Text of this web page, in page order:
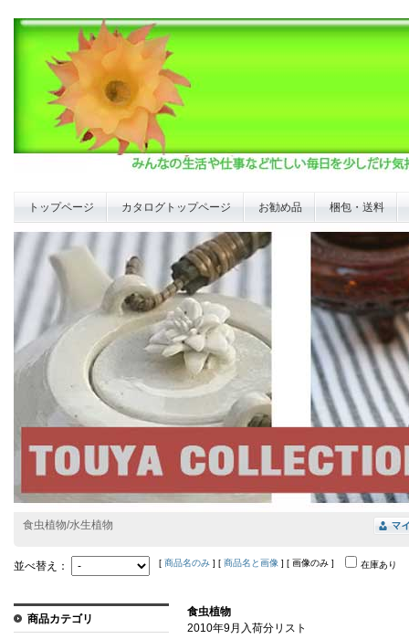
トップページ カタログトップページ お勧め品 梱包・送料
食虫植物/水生植物
並べ替え： [ 商品名のみ ] [ 商品名と画像 ] [ 画像のみ ] 在庫あり
食虫植物
2010年9月入荷分リスト
商品カテゴリ